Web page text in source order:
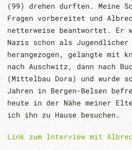
(99) drehen durften. Meine
Fragen vorbereitet und
netterweise beantwortet. Er
Nazis schon als Jugendlicher
herangezogen, gelangte mit
nach Auschwitz, dann nach
(Mittelbau Dora) und wurde
Jahren in Bergen-Belsen
heute in der Nähe meiner
ich ihn zu Hause besuchen.
Link zum Interview mit